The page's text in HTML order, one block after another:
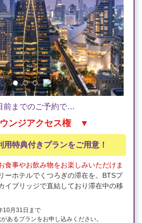
前までのご予約で…
ンジアクセス権 ▼
用特典付きプランをご用意！
食事やお飲み物をお楽しみいただけま
ーホテルでくつろぎの滞在を。BTSプ
イブリッジで直結しており滞在中の移
10月31日まで
あるプランをお申し込みください。